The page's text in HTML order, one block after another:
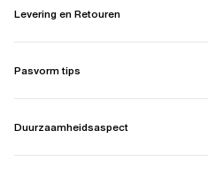
Levering en Retouren
Pasvorm tips
Duurzaamheidsaspect